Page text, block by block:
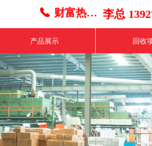
产品展示 回收
끅 财富热线： 李总